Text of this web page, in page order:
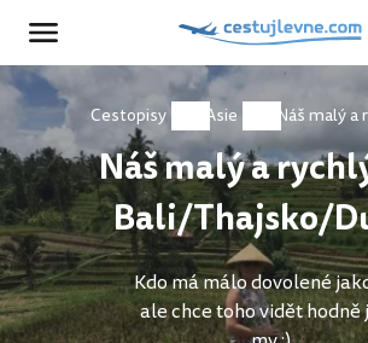
Cestopisy Asie
Náš malý a
Bali/Thajsko/
Kdo má málo dovolené
ale chce toho vidět hodně